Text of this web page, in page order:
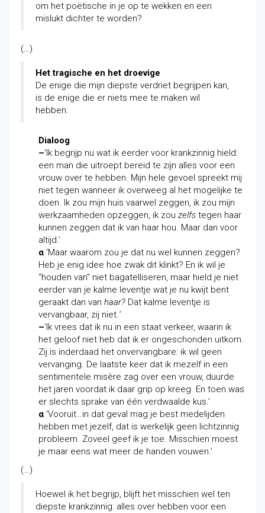
om het poëtische in je op te wekken en een
mislukt dichter te worden?
(…)
Het tragische en het droevige
De enige die mijn diepste verdriet begrijpen kan,
is de enige die er niets mee te maken wil
hebben.
Dialoog
–‘Ik begrijp nu wat ik eerder voor krankzinnig hield:
een man die uitroept bereid te zijn alles voor een
vrouw over te hebben. Mijn hele gevoel spreekt mij
niet tegen wanneer ik overweeg al het mogelijke te
doen. Ik zou mijn huis vaarwel zeggen, ik zou mijn
werkzaamheden opzeggen, ik zou zelfs tegen haar
kunnen zeggen dat ik van haar hou. Maar dan voor
altijd.’
α ‘Maar waarom zou je dat nu wel kunnen zeggen?
Heb je enig idee hoe zwak dit klinkt? En ik wil je
“houden van” niet bagatelliseren, maar hield je niet
eerder van je kalme leventje wat je nu kwijt bent
geraakt dan van haar? Dat kalme leventje is
vervangbaar, zij niet.’
–‘Ik vrees dat ik nu in een staat verkeer, waarin ik
het geloof niet heb dat ik er ongeschonden uitkom.
Zij is inderdaad het onvervangbare: ik wil geen
vervanging. De laatste keer dat ik mezelf in een
sentimentele misère zag over een vrouw, duurde
het jaren voordat ik daar grip op kreeg. En toen was
er slechts sprake van één verdwaalde kus.’
α ‘Vooruit…in dat geval mag je best medelijden
hebben met jezelf, dat is werkelijk geen lichtzinnig
probleem. Zoveel geef ik je toe. Misschien moest
je maar eens wat meer de handen vouwen.’
(…)
Hoewel ik het begrijp, blijft het misschien wel ten
diepste krankzinnig: alles over hebben voor een